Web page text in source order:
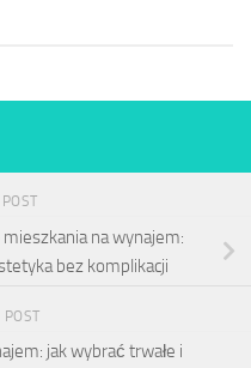
mieszkania na wynajem:
bez komplikacji
POST
jak wybrać trwałe i